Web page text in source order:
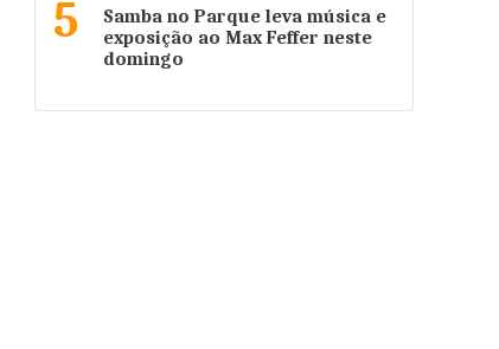
5
Samba no Parque leva música e
exposição ao Max Feffer neste
domingo